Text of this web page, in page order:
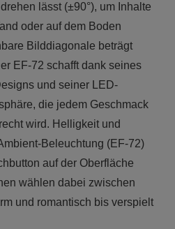
lässt (±90°), um Inhalte
oder auf dem Boden
Bilddiagonale beträgt
EF-72 schafft dank seines
und seiner LED-
die jedem Geschmack
wird. Helligkeit und
Beleuchtung (EF-72)
auf der Oberfläche
wählen dabei zwischen
und romantisch bis verspielt